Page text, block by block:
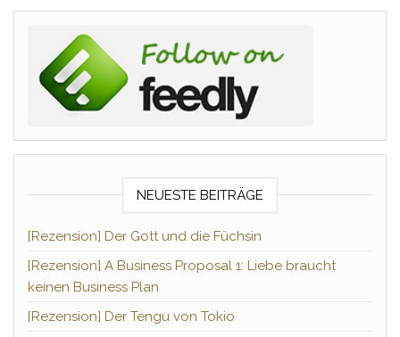
NEUESTE BEITRÄGE
[Rezension] Der Gott und die Füchsin
[Rezension] A Business Proposal 1: Liebe braucht
keinen Business Plan
[Rezension] Der Tengu von Tokio